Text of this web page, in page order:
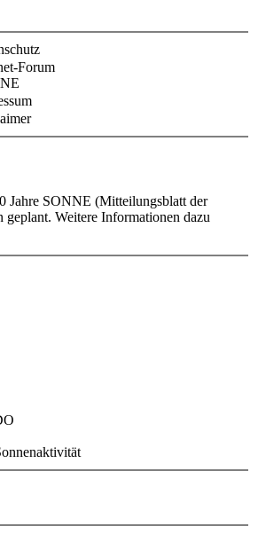
Forum
Jahre SONNE (Mitteilungsblatt der
Weitere Informationen dazu